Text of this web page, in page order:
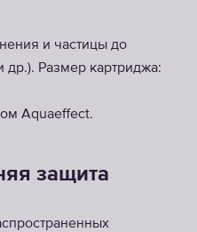
и частицы до
др.). Размер картриджа:
Aquaeffect.
защита